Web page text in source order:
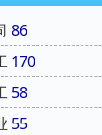
86
170
58
55